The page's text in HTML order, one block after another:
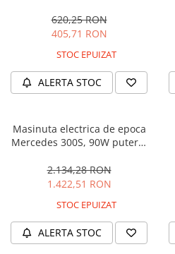
620,25 RON
405,71 RON
STOC EPUIZAT
ALERTA STOC
Masinuta electrica de epoca
Mercedes 300S, 90W putere,
2.134,28 RON
1.422,51 RON
STOC EPUIZAT
ALERTA STOC